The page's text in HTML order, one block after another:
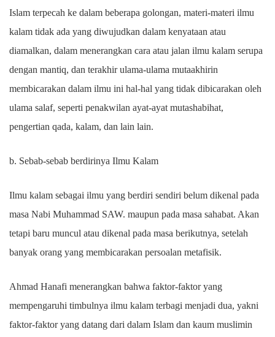
Islam terpecah ke dalam beberapa golongan, materi-materi ilmu
kalam tidak ada yang diwujudkan dalam kenyataan atau
diamalkan, dalam menerangkan cara atau jalan ilmu kalam serupa
dengan mantiq, dan terakhir ulama-ulama mutaakhirin
membicarakan dalam ilmu ini hal-hal yang tidak dibicarakan oleh
ulama salaf, seperti penakwilan ayat-ayat mutashabihat,
pengertian qada, kalam, dan lain lain.
b. Sebab-sebab berdirinya Ilmu Kalam
Ilmu kalam sebagai ilmu yang berdiri sendiri belum dikenal pada
masa Nabi Muhammad SAW. maupun pada masa sahabat. Akan
tetapi baru muncul atau dikenal pada masa berikutnya, setelah
banyak orang yang membicarakan persoalan metafisik.
Ahmad Hanafi menerangkan bahwa faktor-faktor yang
mempengaruhi timbulnya ilmu kalam terbagi menjadi dua, yakni
faktor-faktor yang datang dari dalam Islam dan kaum muslimin